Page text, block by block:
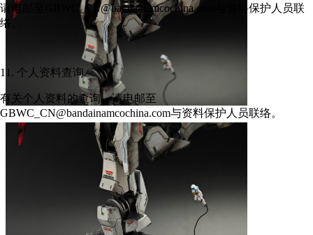
请电邮至GBWC_CN@bandainamcochina.com与资料保护人员联
络。
11. 个人资料查询
有关个人资料的查询，请电邮至
GBWC_CN@bandainamcochina.com与资料保护人员联络。